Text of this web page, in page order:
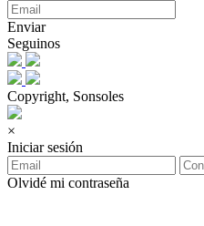
Enviar
Seguinos
Copyright, Sonsoles
×
Iniciar sesión
Olvidé mi contraseña